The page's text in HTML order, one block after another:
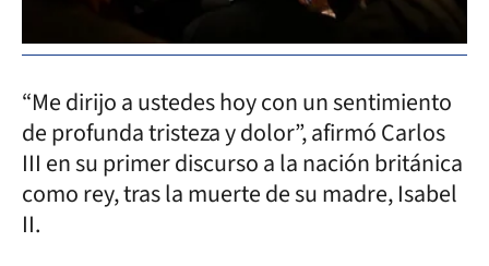
“Me dirijo a ustedes hoy con un sentimiento
de profunda tristeza y dolor”, afirmó Carlos
III en su primer discurso a la nación británica
como rey, tras la muerte de su madre, Isabel
II.